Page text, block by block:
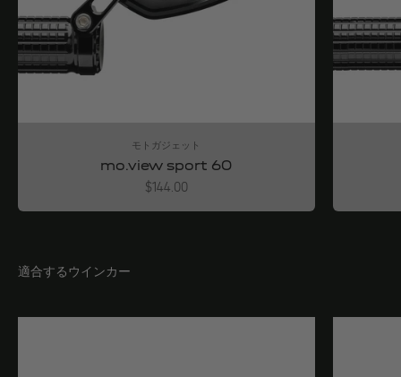
モトガジェット
mo.view sport 60
Angebot
$144.00
適合するウインカー